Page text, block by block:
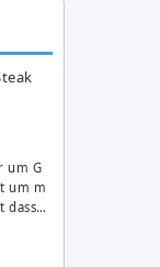
um G
um m
dass…